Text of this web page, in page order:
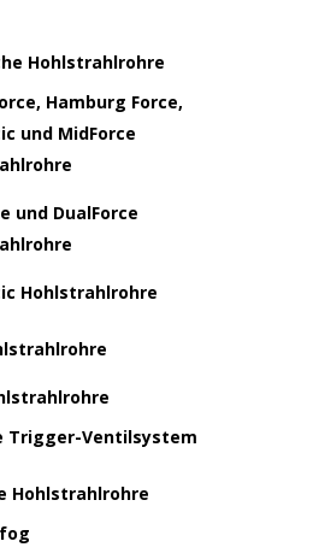
Hohlstrahlrohre
Hamburg Force,
und MidForce
und DualForce
Hohlstrahlrohre
Trigger-Ventilsystem
Hohlstrahlrohre